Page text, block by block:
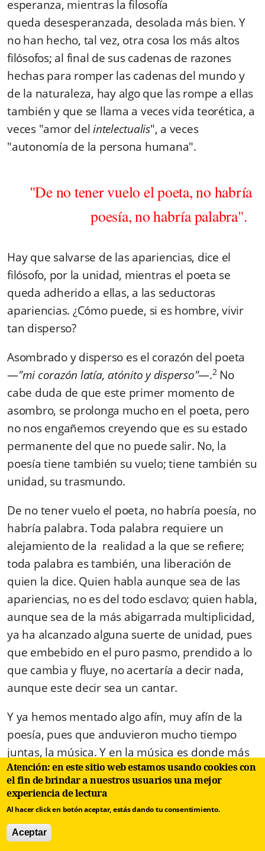
esperanza, mientras la filosofía
queda desesperanzada, desolada más bien. Y
no han hecho, tal vez, otra cosa los más altos
filósofos; al final de sus cadenas de razones
hechas para romper las cadenas del mundo y
de la naturaleza, hay algo que las rompe a ellas
también y que se llama a veces vida teorética, a
veces "amor delintelectualis", a veces
"autonomía de la persona humana".
"De no tener vuelo el poeta, no habría
poesía, no habría palabra".
Hay que salvarse de las apariencias, dice el
filósofo, por la unidad, mientras el poeta se
queda adherido a ellas, a las seductoras
apariencias. ¿Cómo puede, si es hombre, vivir
tan disperso?
Asombrado y disperso es el corazón del poeta
—"mi corazón latía, atónito y disperso"—.2No
cabe duda de que este primer momento de
asombro, se prolonga mucho en el poeta, pero
no nos engañemos creyendo que es su estado
permanente del que no puede salir. No, la
poesía tiene también su vuelo; tiene también su
unidad, su trasmundo.
De no tener vuelo el poeta, no habría poesía, no
habría palabra. Toda palabra requiere un
alejamiento de la realidad a la que se refiere;
toda palabra es también, una liberación de
quien la dice. Quien habla aunque sea de las
apariencias, no es del todo esclavo; quien habla,
aunque sea de la más abigarrada multiplicidad,
ya ha alcanzado alguna suerte de unidad, pues
que embebido en el puro pasmo, prendido a lo
que cambia y fluye, no acertaría a decir nada,
aunque este decir sea un cantar.
Y ya hemos mentado algo afín, muy afín de la
poesía, pues que anduvieron mucho tiempo
juntas, la música. Y en la música es donde más
suavemente resplandece la unidad. Cada pieza
de música es una unidad y sin embargo sólo
está compuesta de fugaces instantes. No ha
necesitado el músico echar mano de un ser
oculto e idéntico a sí mismo, para alcanzar la
Atención: en este sitio web estamos usando cookies con
el fin de brindar a nuestros usuarios una mejor
experiencia de lectura
Al hacer click en botón aceptar, estás dando tu consentimiento.
Aceptar